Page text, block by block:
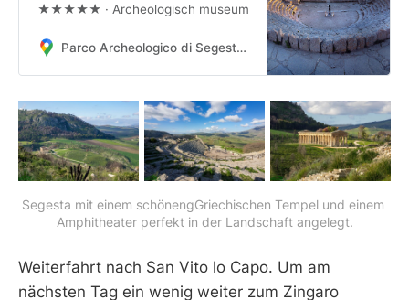
★★★★★ · Archeologisch museum
Parco Archeologico di Segesta · Contrada Barbaro, SR, 22, 91013 Calatafimi TP, Italië
Segesta mit einem schönengGriechischen Tempel und einem
Amphitheater perfekt in der Landschaft angelegt.
Weiterfahrt nach San Vito lo Capo. Um am
nächsten Tag ein wenig weiter zum Zingaro